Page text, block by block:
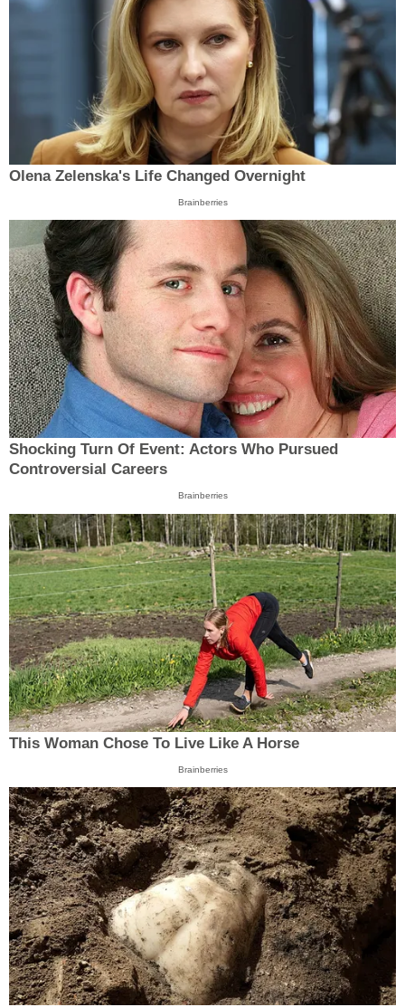
Olena Zelenska's Life Changed Overnight
Brainberries
Shocking Turn Of Event: Actors Who Pursued
Controversial Careers
Brainberries
This Woman Chose To Live Like A Horse
Brainberries